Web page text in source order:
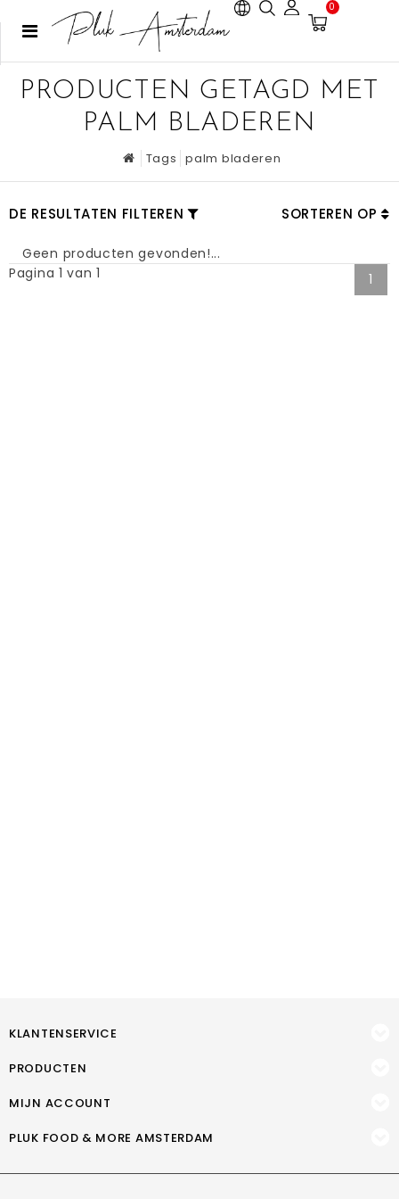
0
PRODUCTEN GETAGD MET
PALM BLADEREN
Tags palm bladeren
DE RESULTATEN FILTEREN SORTEREN OP
Geen producten gevonden!...
Pagina 1 van 1
1
KLANTENSERVICE
PRODUCTEN
MIJN ACCOUNT
PLUK FOOD & MORE AMSTERDAM